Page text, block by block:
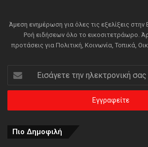
Άμεση ενημέρωση για όλες τις εξελίξεις
Ροή ειδήσεων όλο το εικοσιτετράωρο.
προτάσεις για Πολιτική, Κοινωνία, Τοπικά,
Εισάγετε
την
ηλεκτρονική
διεύθυνση
Πιο Δημοφιλή